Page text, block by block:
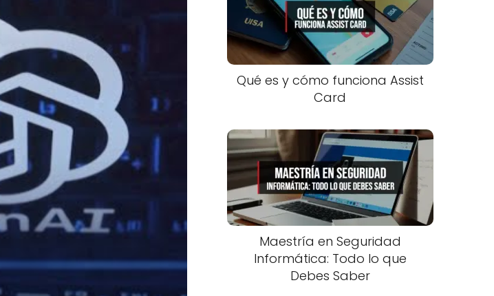
Qué es y cómo funciona Assist
Card
Maestría en Seguridad
Informática: Todo lo que
Debes Saber